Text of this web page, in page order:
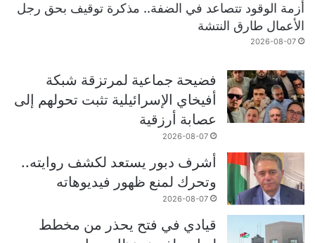
أزمة الوقود تتصاعد في الضفة.. مذكرة توقيف بحق رجل
الأعمال طارق النتشة
2026-08-07
فضيحة جماعية لمرتزقة شبكة
أفيخاي الإسرائيلية تثبت تحولهم إلى
عصابة أرزقية
2026-08-07
أشرف دبور يستعد لكشف روايته..
وتحرك لمنع ظهور فيديوهاته
2026-08-07
قيادي في فتح يحذر من مخطط